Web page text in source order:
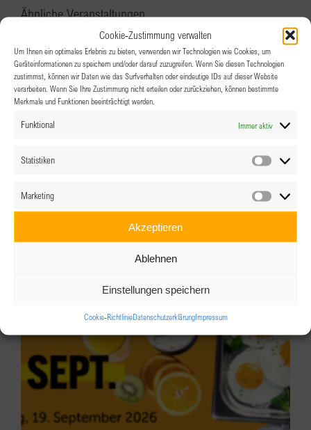
Cookie-Zustimmung verwalten
Um Ihnen ein optimales Erlebnis zu bieten, verwenden wir Technologien wie Cookies, um
Geräteinformationen zu speichern und/oder darauf zuzugreifen. Wenn Sie diesen Technologien
zustimmst, können wir Daten wie das Surfverhalten oder eindeutige IDs auf dieser Website
verarbeiten. Wenn Sie Ihre Zustimmung nicht erteilen oder zurückziehen, können bestimmte
Merkmale und Funktionen beeinträchtigt werden.
Funktional Immer aktiv
Statistiken
Marketing
Akzeptieren
Ablehnen
Einstellungen speichern
Cookie-RichtlinieDatenschutzerklärungImpressum
Ähnliche Veranstaltungen
22:00